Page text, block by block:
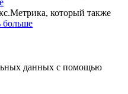
который также
больше
данных с помощью